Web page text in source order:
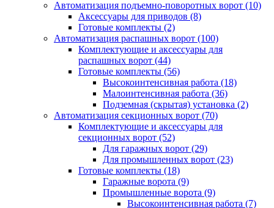
Автоматизация подъемно-поворотных ворот (10)
Аксессуары для приводов (8)
Готовые комплекты (2)
Автоматизация распашных ворот (100)
Комплектующие и аксессуары для
распашных ворот (44)
Готовые комплекты (56)
Высокоинтенсивная работа (18)
Малоинтенсивная работа (36)
Подземная (скрытая) установка (2)
Автоматизация секционных ворот (70)
Комплектующие и аксессуары для
секционных ворот (52)
Для гаражных ворот (29)
Для промышленных ворот (23)
Готовые комплекты (18)
Гаражные ворота (9)
Промышленные ворота (9)
Высокоинтенсивная работа (7)